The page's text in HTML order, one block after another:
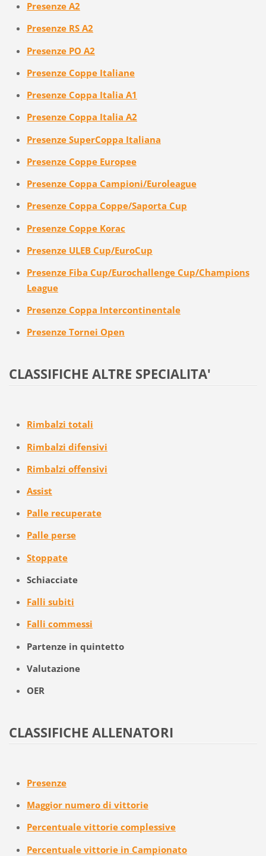
Presenze A2
Presenze RS A2
Presenze PO A2
Presenze Coppe Italiane
Presenze Coppa Italia A1
Presenze Coppa Italia A2
Presenze SuperCoppa Italiana
Presenze Coppe Europee
Presenze Coppa Campioni/Euroleague
Presenze Coppa Coppe/Saporta Cup
Presenze Coppe Korac
Presenze ULEB Cup/EuroCup
Presenze Fiba Cup/Eurochallenge Cup/Champions
League
Presenze Coppa Intercontinentale
Presenze Tornei Open
CLASSIFICHE ALTRE SPECIALITA'
Rimbalzi totali
Rimbalzi difensivi
Rimbalzi offensivi
Assist
Palle recuperate
Palle perse
Stoppate
Schiacciate
Falli subiti
Falli commessi
Partenze in quintetto
Valutazione
OER
CLASSIFICHE ALLENATORI
Presenze
Maggior numero di vittorie
Percentuale vittorie complessive
Percentuale vittorie in Campionato